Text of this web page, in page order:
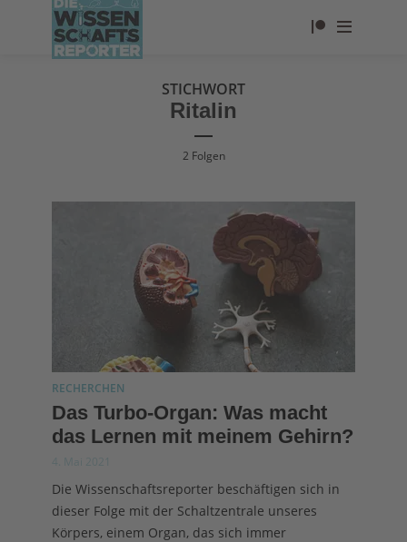
STICHWORT
Ritalin
2 Folgen
RECHERCHEN
Das Turbo-Organ: Was macht
das Lernen mit meinem Gehirn?
4. Mai 2021
Die Wissenschaftsreporter beschäftigen sich in
dieser Folge mit der Schaltzentrale unseres
Körpers, einem Organ, das sich immer